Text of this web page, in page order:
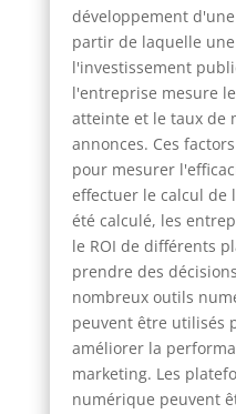
développement
partir de laquelle
l'investissement
l'entreprise mesure
atteinte et le taux de
annonces. Ces
pour mesurer
effectuer le calcul de
été calculé, les
le ROI de différents
prendre des
nombreux outils
peuvent être utilisés
améliorer la
marketing. Les
numérique peuvent